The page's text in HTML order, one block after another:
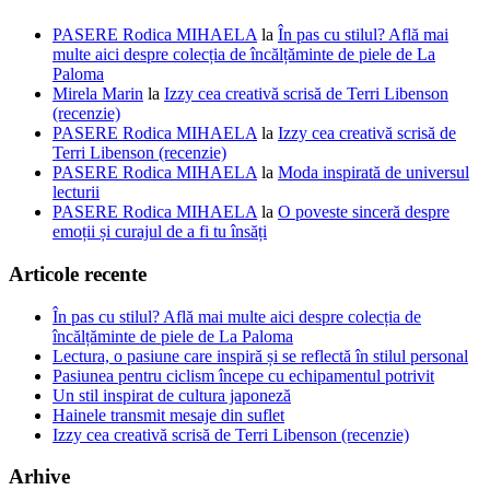
PASERE Rodica MIHAELA la În pas cu stilul? Află mai
multe aici despre colecția de încălțăminte de piele de La
Paloma
Mirela Marin la Izzy cea creativă scrisă de Terri Libenson
(recenzie)
PASERE Rodica MIHAELA la Izzy cea creativă scrisă de
Terri Libenson (recenzie)
PASERE Rodica MIHAELA la Moda inspirată de universul
lecturii
PASERE Rodica MIHAELA la O poveste sinceră despre
emoții și curajul de a fi tu însăți
Articole recente
În pas cu stilul? Află mai multe aici despre colecția de
încălțăminte de piele de La Paloma
Lectura, o pasiune care inspiră și se reflectă în stilul personal
Pasiunea pentru ciclism începe cu echipamentul potrivit
Un stil inspirat de cultura japoneză
Hainele transmit mesaje din suflet
Izzy cea creativă scrisă de Terri Libenson (recenzie)
Arhive